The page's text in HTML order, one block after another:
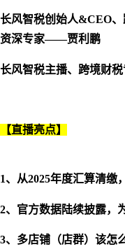
长风智税创始人&CEO
资深专家——贾利鹏
长风智税主播、跨境财
【直播亮点】
1、从2025年度汇算清缴
2、官方数据陆续披露，
3、多店铺（店群）该怎